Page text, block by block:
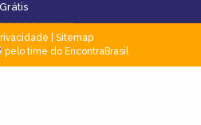
Grátis
Sitemap
pelo time do EncontraBrasil